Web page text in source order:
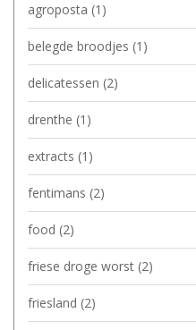
agroposta (1)
belegde broodjes (1)
delicatessen (2)
drenthe (1)
extracts (1)
fentimans (2)
food (2)
friese droge worst (2)
friesland (2)